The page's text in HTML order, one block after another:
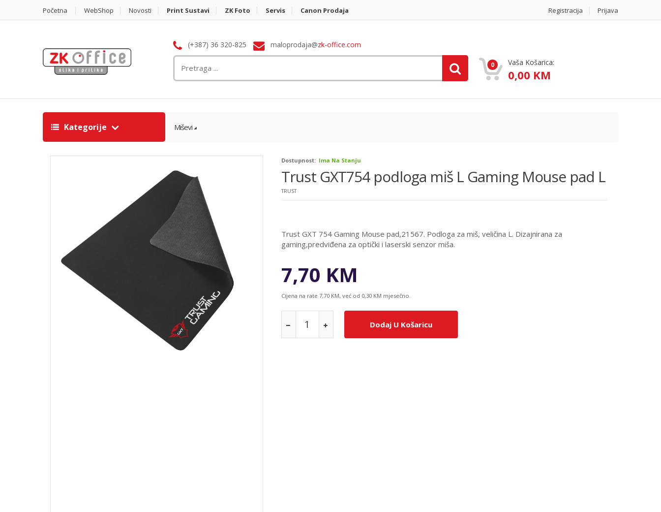
Početna WebShop Novosti Print Sustavi ZK Foto Servis Canon Prodaja Registracija Prijava
(+387) 36 320-825 maloprodaja@zk-office.com
0 Vaša Košarica:
0,00 KM
Kategorije Miševi
Dostupnost: Ima Na Stanju
Trust GXT754 podloga miš L Gaming Mouse pad L
TRUST
Trust GXT 754 Gaming Mouse pad,21567. Podloga za miš, veličina L. Dizajnirana za
gaming,predviđena za optički i laserski senzor miša.
7,70 KM
Cijena na rate 7,70 KM, već od 0,30 KM mjesečno.
Dodaj U Košaricu